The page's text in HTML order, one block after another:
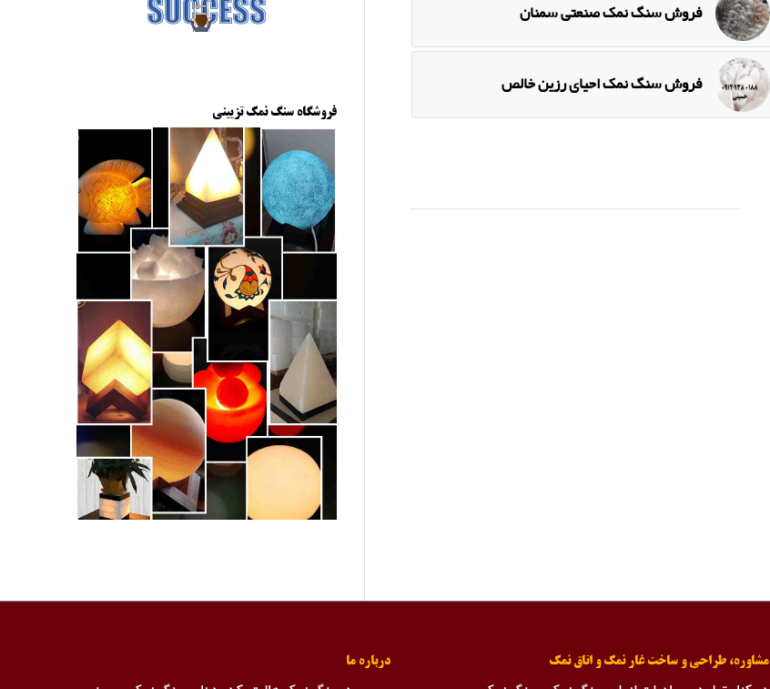
فروش سنگ نمک صنعتی سمنان
فروش سنگ نمک احیای رزین خالص
فروشگاه سنگ نمک تزیینی
مشاوره، طراحی و ساخت غار نمک و اتاق نمک درباره ما